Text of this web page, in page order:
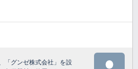
「グンゼ株式会社」を設